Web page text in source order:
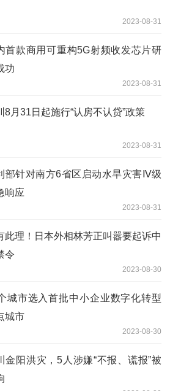
2023-08-31
首款商用可重构5G射频收发芯片研
功
2023-08-31
8月31日起施行“认房不认贷”政策
2023-08-31
部针对南方6省区启动水旱灾害Ⅳ级
响应
2023-08-31
此理！日本外相林芳正叫嚣要起诉中
令
2023-08-30
城市选入首批中小企业数字化转型
城市
2023-08-30
金阳洪灾，5人涉嫌“不报、谎报”被